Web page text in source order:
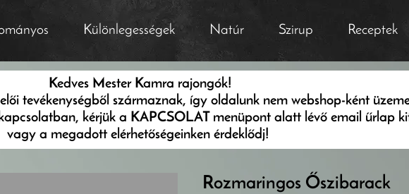
Különlegességek Natúr Szirup Receptek
Kedves Mester Kamra rajongók!
tevékenységből származnak, így oldalunk nem webshop-ként
kérjük a KAPCSOLAT menüpont alatt lévő email űrlap
vagy a megadott elérhetőségeinken érdeklődj!
Rozmaringos Őszibarack